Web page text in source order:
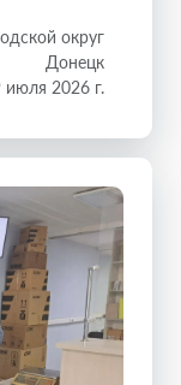
округ
Донецк
июля 2026 г.